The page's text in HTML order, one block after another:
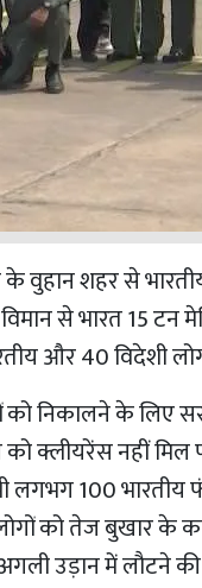
के वुहान शहर से
से भारत 15 टन
और 40 विदेशी
को निकालने के लिए
क्लीयरेंस नहीं मिल
लगभग 100
को तेज बुखार के
उड़ान में लौटने की